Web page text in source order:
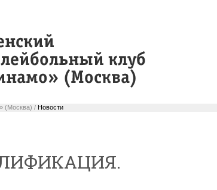
(Москва) / Новости